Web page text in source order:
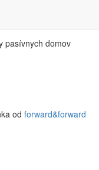
pasívnych domov
od forward&forward